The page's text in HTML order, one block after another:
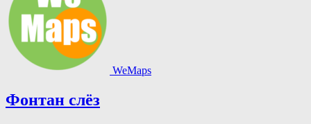
WeMaps
Фонтан слёз